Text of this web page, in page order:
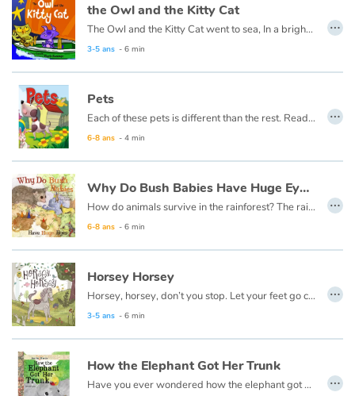
the Owl and the Kitty Cat
The Owl and the Kitty Cat went to sea, In a bright green sailing boat.
3-5 ans - 6 min
…
Pets
Each of these pets is different than the rest. Read what they can do. Which one is the best?
6-8 ans - 4 min
…
Why Do Bush Babies Have Huge Eyes ?
How do animals survive in the rainforest? The rainforest is very humid and it rains an extraordinary amount. There are many animals that live there, so there is competition for food. Each animal must have something special about them to live there.
6-8 ans - 6 min
…
Horsey Horsey
Horsey, horsey, don’t you stop. Let your feet go clippety clop.
3-5 ans - 6 min
…
How the Elephant Got Her Trunk
Have you ever wondered how the elephant got a long trunk? It all started with a little elephant named Ellie who had, instead of a trunk, a stubby nose. …